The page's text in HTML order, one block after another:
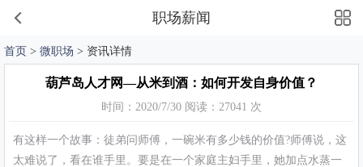
职场薪闻
首页 > 微职场 > 资讯详情
葫芦岛人才网—从米到酒：如何开发自身价值？
时间：2020/7/30 阅读：27041 次
有这样一个故事：徒弟问师傅，一碗米有多少钱的价值?师傅说，这
太难说了，看在谁手里。要是在一个家庭主妇手里，她加点水蒸一